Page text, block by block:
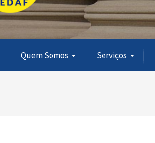
Quem Somos Serviços